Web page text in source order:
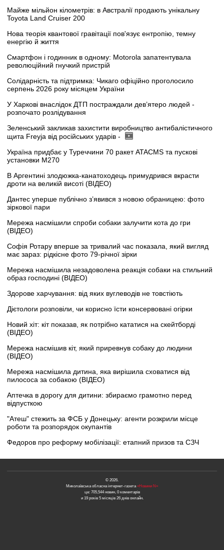
Майже мільйон кілометрів: в Австралії продають унікальну
Toyota Land Cruiser 200
Нова теорія квантової гравітації пов'язує ентропію, темну
енергію й життя
Смартфон і годинник в одному: Motorola запатентувала
революційний гнучкий пристрій
Солідарність та підтримка: Чикаго офіційно проголосило
серпень 2026 року місяцем України
У Харкові внаслідок ДТП постраждали дев’ятеро людей -
розпочато розлідування
Зеленський закликав захистити виробництво антибалістичного
щита Freyja від російських ударів -
Україна придбає у Туреччини 70 ракет ATACMS та пускові
установки M270
В Аргентині злодюжка-канатоходець примудрився вкрасти
дроти на великій висоті (ВІДЕО)
Дантес уперше публічно з’явився з новою обраницею: фото
зіркової пари
Мережа насмішили спроби собаки залучити кота до гри
(ВІДЕО)
Софія Ротару вперше за тривалий час показала, який вигляд
має зараз: рідкісне фото 79-річної зірки
Мережа насмішила незадоволена реакція собаки на стильний
образ господині (ВІДЕО)
Здорове харчування: від яких вуглеводів не товстіють
Дієтологи розповіли, чи корисно їсти консервовані огірки
Новий хіт: кіт показав, як потрібно кататися на скейтборді
(ВІДЕО)
Мережа насмішив кіт, який приревнув собаку до людини
(ВІДЕО)
Мережа насмішила дитина, яка вирішила сховатися від
пилососа за собакою (ВІДЕО)
Аптечка в дорогу для дитини: збираємо грамотно перед
відпусткою
"Атеш" стежить за ФСБ у Донецьку: агенти розкрили місце
роботи та розпорядок окупантів
Федоров про реформу мобілізації: етапний призов та СЗЧ
© 2026.
Миколаївська обласна інтернет-газета«Новини N»
це: 705,544 новин, 0 коментарів
и 19 років 5 місяців 26 днів онлайн.